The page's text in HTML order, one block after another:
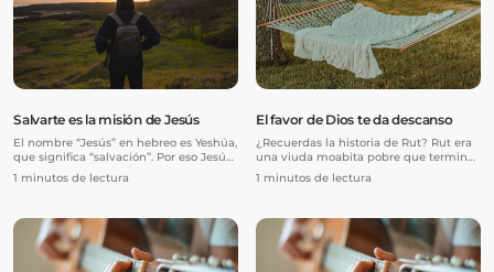
Salvarte es la misión de Jesús
El nombre “Jesús” en hebreo es Yeshúa,
que significa “salvación”. Por eso Jesús
es conocido como nue...
1 minutos de lectura
El favor de Dios te da descanso
¿Recuerdas la historia de Rut? Rut era
una viuda moabita pobre que terminó
conociendo y casándose co...
1 minutos de lectura